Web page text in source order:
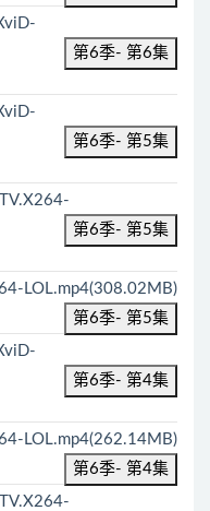
第6季- 第6集
第6季- 第5集
第6季- 第5集
LOL.mp4(308.02MB)
第6季- 第5集
第6季- 第4集
LOL.mp4(262.14MB)
第6季- 第4集